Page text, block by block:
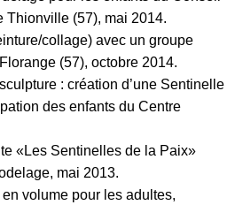
Thionville (57), mai 2014.
collage) avec un groupe
(57), octobre 2014.
: création d’une Sentinelle
des enfants du Centre
«Les Sentinelles de la Paix»
mai 2013.
volume pour les adultes,